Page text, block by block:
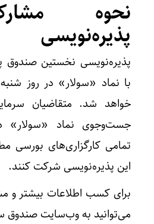
نحوه
پذیره‌نویسی
پذیره‌نویسی نخستین صندوق
خواهد شد. متقاضیان
جستوجوی نماد «سولار»
تمامی کارگزاری‌های بورسی
این پذیره‌نویسی شرکت کنند.
برای کسب اطلاعات بیشتر و
می‌توانید بهوبسایت صندوق